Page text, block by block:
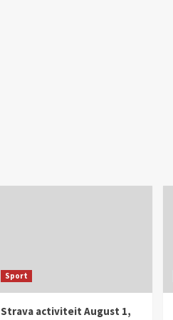
Sport
Strava activiteit August 1,